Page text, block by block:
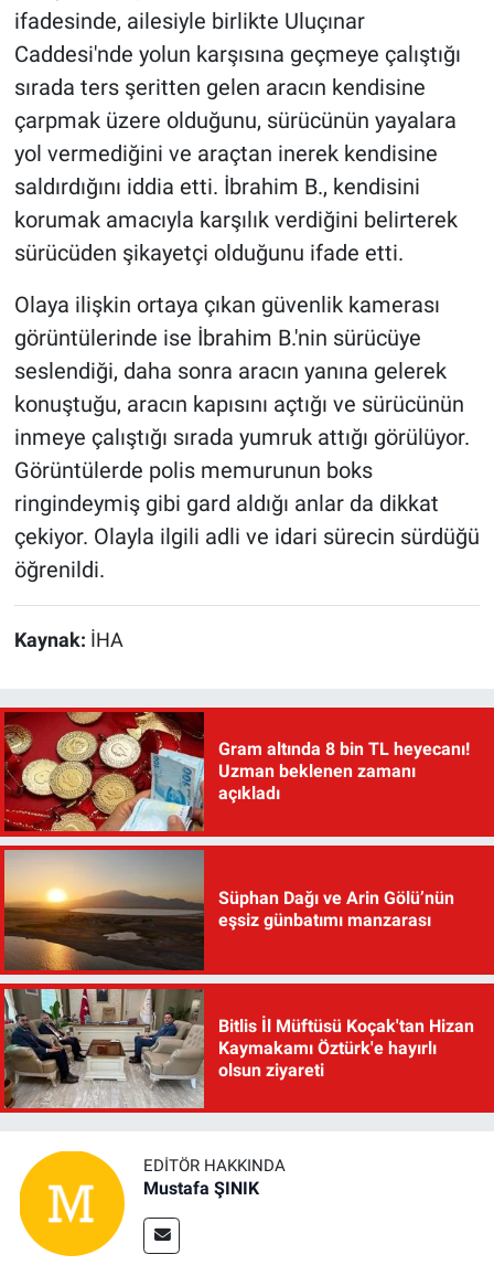
ifadesinde, ailesiyle birlikte Uluçınar
Caddesi'nde yolun karşısına geçmeye çalıştığı
sırada ters şeritten gelen aracın kendisine
çarpmak üzere olduğunu, sürücünün yayalara
yol vermediğini ve araçtan inerek kendisine
saldırdığını iddia etti. İbrahim B., kendisini
korumak amacıyla karşılık verdiğini belirterek
sürücüden şikayetçi olduğunu ifade etti.
Olaya ilişkin ortaya çıkan güvenlik kamerası
görüntülerinde ise İbrahim B.'nin sürücüye
seslendiği, daha sonra aracın yanına gelerek
konuştuğu, aracın kapısını açtığı ve sürücünün
inmeye çalıştığı sırada yumruk attığı görülüyor.
Görüntülerde polis memurunun boks
ringindeymiş gibi gard aldığı anlar da dikkat
çekiyor. Olayla ilgili adli ve idari sürecin sürdüğü
öğrenildi.
Kaynak: İHA
Gram altında 8 bin TL heyecanı!
Uzman beklenen zamanı
açıkladı
Süphan Dağı ve Arin Gölü’nün
eşsiz günbatımı manzarası
Bitlis İl Müftüsü Koçak'tan Hizan
Kaymakamı Öztürk'e hayırlı
olsun ziyareti
EDITÖR HAKKINDA
Mustafa ŞINIK